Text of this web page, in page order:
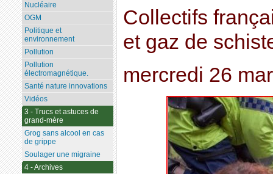
Collectifs
et gaz de
mercredi 26
Nucléaire
OGM
Politique et
environnement
Pollution
Pollution
électromagnétique.
Santé nature innovations
Vidéos
3 - Trucs et astuces de
grand-mère
Grog sans alcool en cas
de grippe
Soulager une migraine
4 - Archives